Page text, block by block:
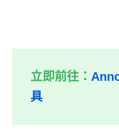
立即前往：
具